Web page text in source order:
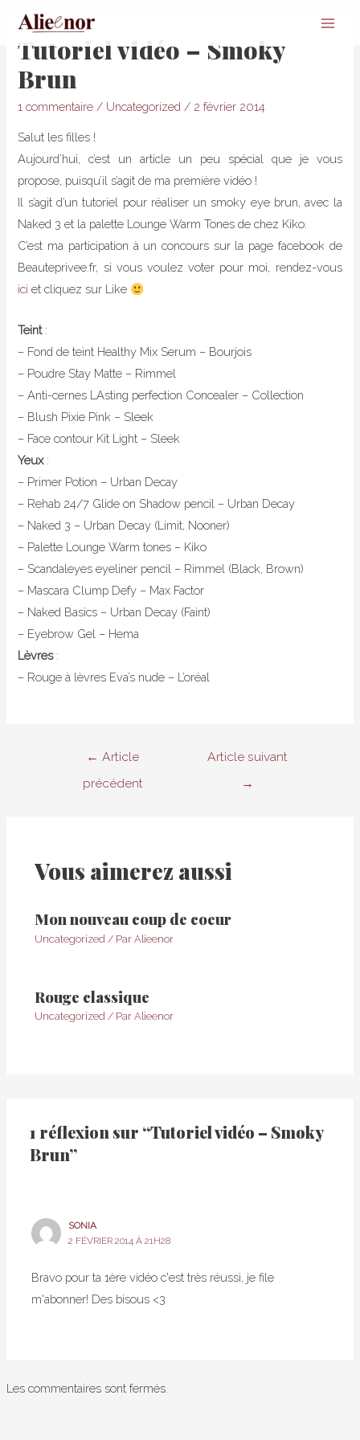
Tutoriel vidéo – Smoky
Brun
1 commentaire / Uncategorized / 2 février 2014
Salut les filles !
Aujourd’hui, c’est un article un peu spécial que je vous
propose, puisqu’il s’agit de ma première vidéo !
Il s’agit d’un tutoriel pour réaliser un smoky eye brun, avec la
Naked 3 et la palette Lounge Warm Tones de chez Kiko.
C’est ma participation à un concours sur la page facebook de
Beauteprivee.fr, si vous voulez voter pour moi, rendez-vous
ici et cliquez sur Like
Teint:
– Fond de teint Healthy Mix Serum – Bourjois
– Poudre Stay Matte – Rimmel
– Anti-cernes LAsting perfection Concealer – Collection
– Blush Pixie Pink – Sleek
– Face contour Kit Light – Sleek
Yeux:
– Primer Potion – Urban Decay
– Rehab 24/7 Glide on Shadow pencil – Urban Decay
– Naked 3 – Urban Decay (Limit, Nooner)
– Palette Lounge Warm tones – Kiko
– Scandaleyes eyeliner pencil – Rimmel (Black, Brown)
– Mascara Clump Defy – Max Factor
– Naked Basics – Urban Decay (Faint)
– Eyebrow Gel – Hema
Lèvres:
– Rouge à lèvres Eva’s nude – L’oréal
Navigation
← Article
précédent
Article suivant
→
Vous aimerez aussi
Mon nouveau coup de coeur
Uncategorized / Par Alieenor
Rouge classique
Uncategorized / Par Alieenor
1 réflexion sur “Tutoriel vidéo – Smoky
Brun”
SONIA
2 FÉVRIER 2014 À 21H28
Bravo pour ta 1ère vidéo c'est très réussi, je file
m'abonner! Des bisous <3
Les commentaires sont fermés.